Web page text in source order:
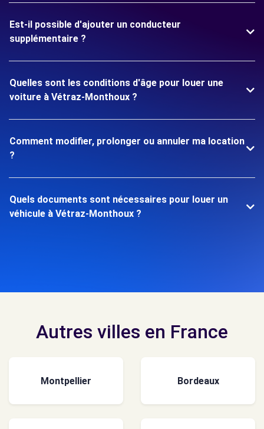
Est-il possible d'ajouter un conducteur
supplémentaire ?
Quelles sont les conditions d'âge pour louer une
voiture à Vétraz-Monthoux ?
Comment modifier, prolonger ou annuler ma location
?
Quels documents sont nécessaires pour louer un
véhicule à Vétraz-Monthoux ?
Autres villes en France
Montpellier Bordeaux